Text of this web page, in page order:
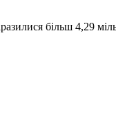
більш 4,29